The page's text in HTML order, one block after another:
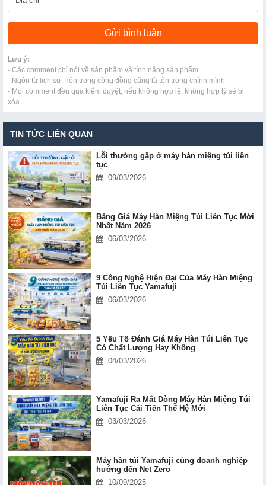
Lưu ý:
- Các comment chỉ nói về sản phẩm và tính năng sản phẩm.
- Ngôn từ lịch sự. Tôn trọng cộng đồng cũng là tôn trọng chính mình.
- Mọi comment đều qua kiểm duyệt, nếu không hợp lệ, không hợp lý sẽ bị
xóa.
TIN TỨC LIÊN QUAN
Lỗi thường gặp ở máy hàn miệng túi liên
tục
09/03/2026
Bảng Giá Máy Hàn Miệng Túi Liên Tục Mới
Nhất Năm 2026
06/03/2026
9 Công Nghệ Hiện Đại Của Máy Hàn Miệng
Túi Liên Tục Yamafuji
06/03/2026
5 Yếu Tố Đánh Giá Máy Hàn Túi Liên Tục
Có Chất Lượng Hay Không
04/03/2026
Yamafuji Ra Mắt Dòng Máy Hàn Miệng Túi
Liên Tục Cải Tiến Thế Hệ Mới
03/03/2026
Máy hàn túi Yamafuji cùng doanh nghiệp
hướng đến Net Zero
10/09/2025